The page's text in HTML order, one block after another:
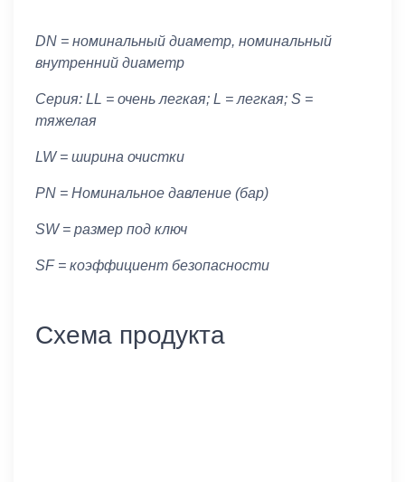
DN = номинальный диаметр, номинальный
внутренний диаметр
Серия: LL = очень легкая; L = легкая; S =
тяжелая
LW = ширина очистки
PN = Номинальное давление (бар)
SW = размер под ключ
SF = коэффициент безопасности
Схема продукта